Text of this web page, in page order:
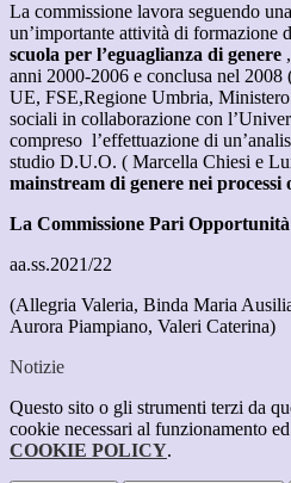
La commissione lavora seguendo
un’importante attività di formazione
scuola per l’eguaglianza di genere
anni 2000-2006 e conclusa nel
UE, FSE,Regione Umbria,
sociali in collaborazione con
compreso l’effettuazione di
studio D.U.O. ( Marcella Chiesi e
mainstream di genere nei processi
La Commissione Pari Opportunità
aa.ss.2021/22
(Allegria Valeria, Binda Maria
Aurora Piampiano, Valeri Caterina)
Notizie
Questo sito o gli strumenti terzi da
cookie necessari al funzionamento
COOKIE POLICY.